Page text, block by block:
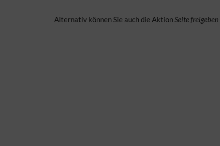
Alternativ können Sie auch die AktionSeite freigeben